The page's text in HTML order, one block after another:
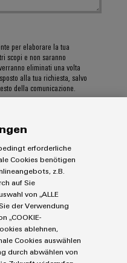
per elaborare la tua
scopi e non saranno
eliminati una volta
alla tua richiesta, salvo
della comunicazione.
erforderliche
Cookies benötigen
z.B.
auf Sie
von „ALLE
der Verwendung
„COOKIE-
ablehnen,
Cookies auswählen
durch abwählen von